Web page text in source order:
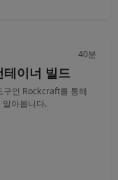
40분
이너 빌드
인 Rockcraft를 통해
아봅니다.